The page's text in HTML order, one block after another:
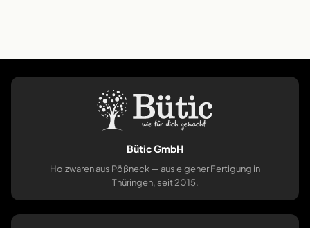
Bütic GmbH
Holzwaren aus Pößneck — aus eigener Fertigung in
Thüringen, seit 2015.